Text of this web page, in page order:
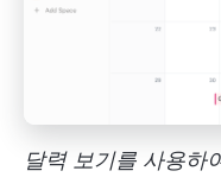
달력 보기를 사용하